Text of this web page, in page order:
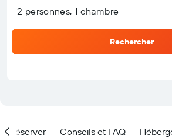
2 personnes, 1 chambre
Rechercher
réserver Conseils et FAQ